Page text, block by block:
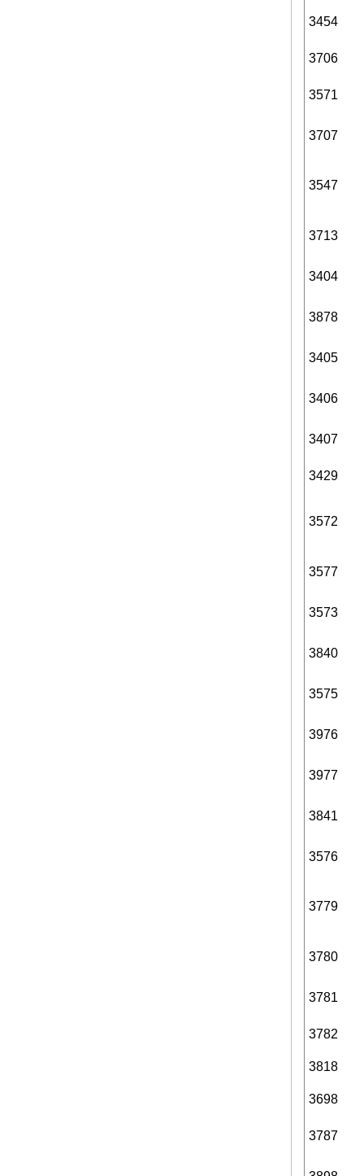
3454
3706
3571
3707
3547
3713
3404
3878
3405
3406
3407
3429
3572
3577
3573
3840
3575
3976
3977
3841
3576
3779
3780
3781
3782
3818
3698
3787